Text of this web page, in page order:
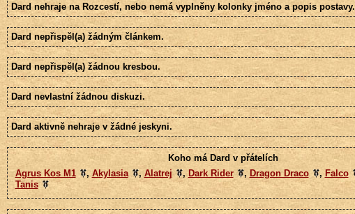
Dard nehraje na Rozcestí, nebo nemá vyplněny kolonky jméno a popis postavy.
Dard nepřispěl(a) žádným článkem.
Dard nepřispěl(a) žádnou kresbou.
Dard nevlastní žádnou diskuzi.
Dard aktivně nehraje v žádné jeskyni.
Koho má Dard v přátelích
Agrus Kos M1
, Akylasia , Alatrej , Dark Rider , Dragon Draco , Falco
Tanis